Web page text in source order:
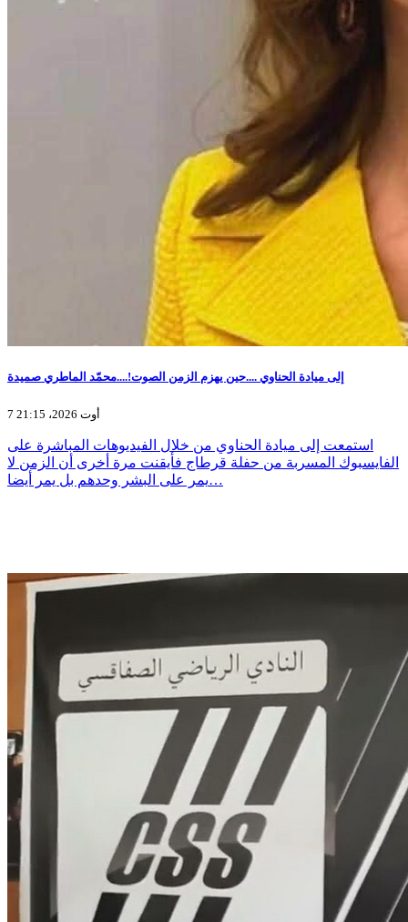
إلى ميادة الحناوي ....حين يهزم الزمن الصوت!....محمّد الماطري صميدة
7 أوت 2026، 21:15
استمعت إلى ميادة الحناوي من خلال الفيديوهات المباشرة على
الفايسبوك المسربة من حفلة قرطاج فأيقنت مرة أخرى أن الزمن لا
يمر على البشر وحدهم بل يمر أيضا…